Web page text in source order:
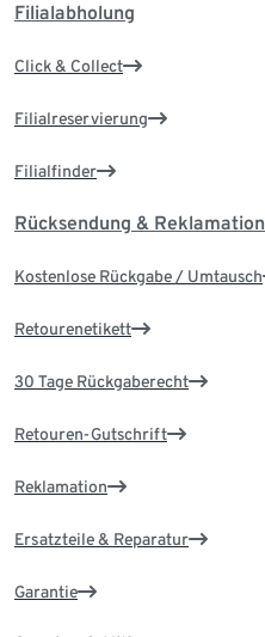
Filialabholung
Click & Collect
Filialreservierung
Filialfinder
Rücksendung & Reklamation
Kostenlose Rückgabe / Umtausch
Retourenetikett
30 Tage Rückgaberecht
Retouren-Gutschrift
Reklamation
Ersatzteile & Reparatur
Garantie